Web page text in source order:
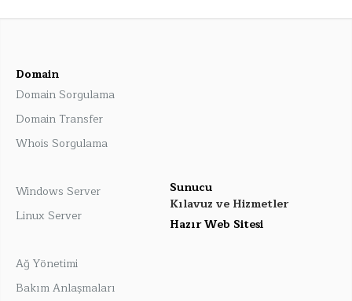
Domain
Domain Sorgulama
Domain Transfer
Whois Sorgulama
Sunucu
Windows Server
Linux Server
Kılavuz ve Hizmetler
Ağ Yönetimi
Bakım Anlaşmaları
Hazır Web Sitesi